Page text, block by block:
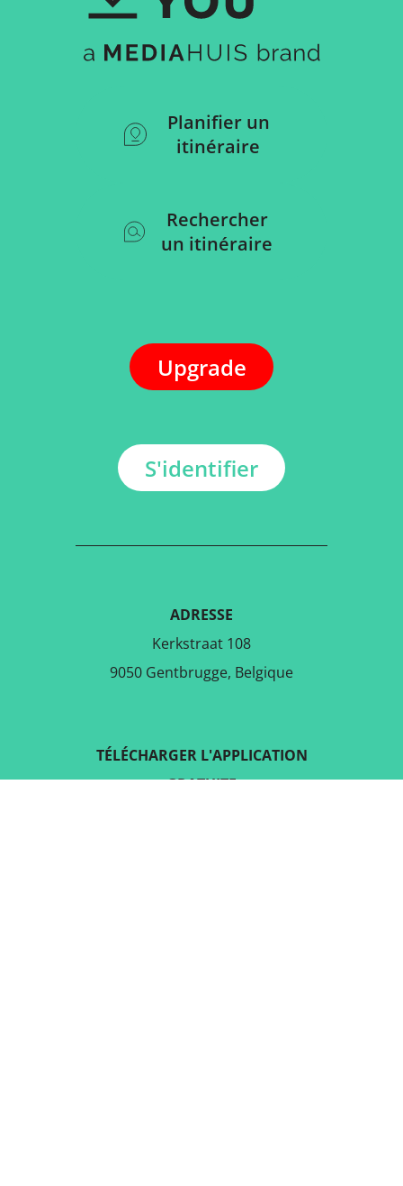
Planifier un
itinéraire
Rechercher
un itinéraire
Upgrade
S'identifier
ADRESSE
Kerkstraat 108
9050 Gentbrugge, Belgique
TÉLÉCHARGER L'APPLICATION
GRATUITE